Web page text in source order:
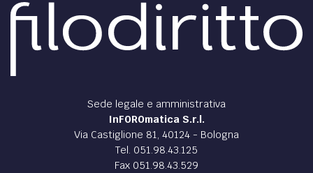
Sede legale e amministrativa
InFOROmatica S.r.l.
Via Castiglione 81, 40124 - Bologna
Tel. 051.98.43.125
Fax 051.98.43.529